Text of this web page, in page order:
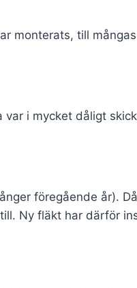
monterats, till
i mycket dåligt
föregående år).
Ny fläkt har därför